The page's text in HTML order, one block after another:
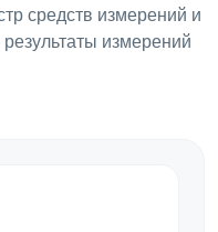
средств измерений и
измерений